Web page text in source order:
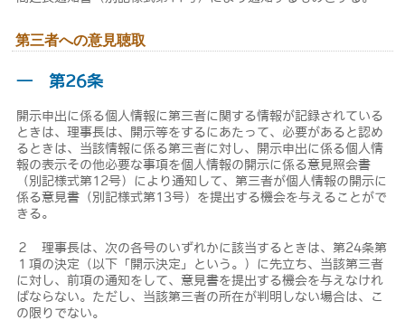
第三者への意見聴取
― 第26条
開示申出に係る個人情報に第三者に関する情報が記録されている
ときは、理事長は、開示等をするにあたって、必要があると認め
るときは、当該情報に係る第三者に対し、開示申出に係る個人情
報の表示その他必要な事項を個人情報の開示に係る意見照会書
（別記様式第12号）により通知して、第三者が個人情報の開示に
係る意見書（別記様式第13号）を提出する機会を与えることがで
きる。
２ 理事長は、次の各号のいずれかに該当するときは、第24条第
１項の決定（以下「開示決定」という。）に先立ち、当該第三者
に対し、前項の通知をして、意見書を提出する機会を与えなけれ
ばならない。ただし、当該第三者の所在が判明しない場合は、こ
の限りでない。